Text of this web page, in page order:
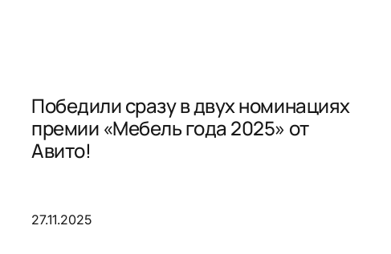
Победили сразу в двух номинациях
премии «Мебель года 2025» от
Авито!
27.11.2025